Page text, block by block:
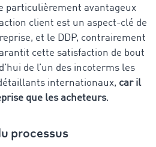
particulièrement avantageux
client est un aspect-clé de
et le DDP, contrairement
cette satisfaction de bout
de l’un des incoterms les
internationaux, car il
que les acheteurs.
processus